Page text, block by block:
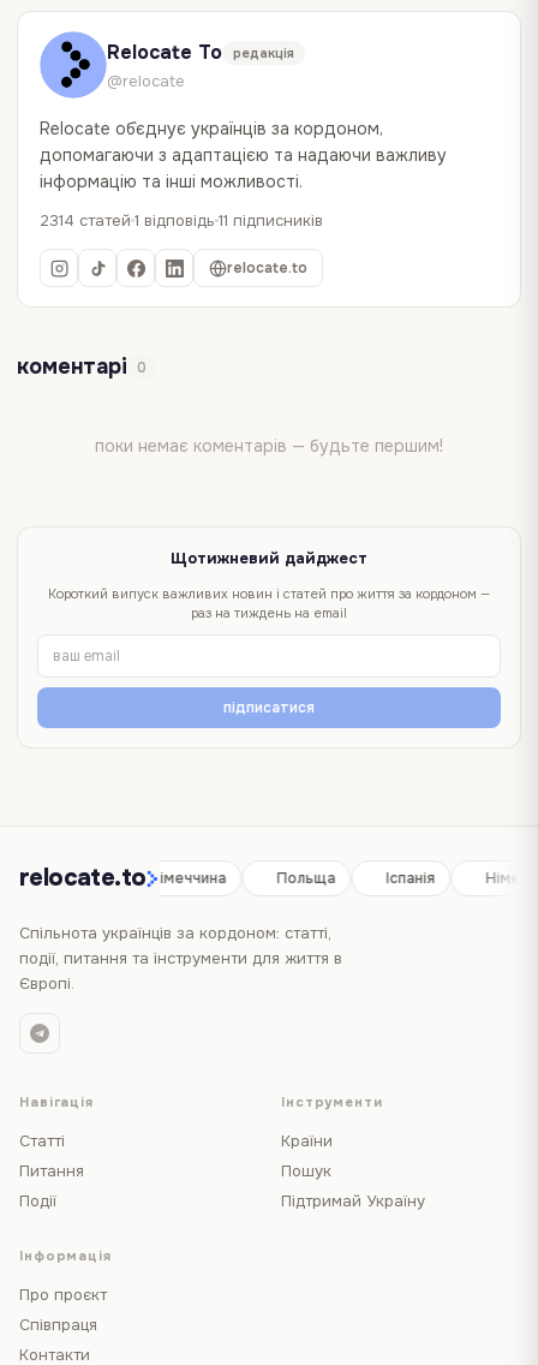
Relocate To редакція
@relocate
Relocate об`єднує українців за кордоном,
допомагаючи з адаптацією та надаючи важливу
інформацію та інші можливості.
2314 статей 1 відповідь 11 підписників
relocate.to
коментарі 0
поки немає коментарів — будьте першим!
Щотижневий дайджест
Короткий випуск важливих новин і статей про життя за кордоном —
раз на тиждень на email
підписатися
relocate.to
Іспанія Німеччина Польща Іспанія
Спільнота українців за кордоном: статті,
події, питання та інструменти для життя в
Європі.
Навігація
Статті
Питання
Події
Інструменти
Країни
Пошук
Підтримай Україну
Інформація
Про проєкт
Співпраця
Контакти